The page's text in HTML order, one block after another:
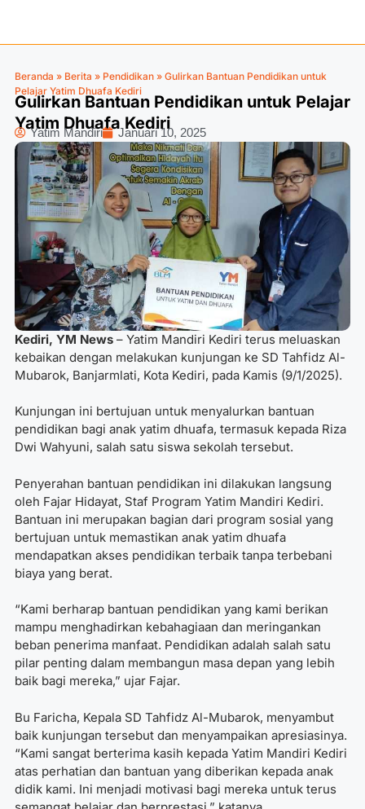
Beranda » Berita » Pendidikan » Gulirkan Bantuan Pendidikan untuk
Pelajar Yatim Dhuafa Kediri
Gulirkan Bantuan Pendidikan untuk Pelajar
Yatim Dhuafa Kediri
Yatim Mandiri Januari 10, 2025
Kediri, YM News – Yatim Mandiri Kediri terus meluaskan
kebaikan dengan melakukan kunjungan ke SD Tahfidz Al-
Mubarok, Banjarmlati, Kota Kediri, pada Kamis (9/1/2025).
Kunjungan ini bertujuan untuk menyalurkan bantuan
pendidikan bagi anak yatim dhuafa, termasuk kepada Riza
Dwi Wahyuni, salah satu siswa sekolah tersebut.
Penyerahan bantuan pendidikan ini dilakukan langsung
oleh Fajar Hidayat, Staf Program Yatim Mandiri Kediri.
Bantuan ini merupakan bagian dari program sosial yang
bertujuan untuk memastikan anak yatim dhuafa
mendapatkan akses pendidikan terbaik tanpa terbebani
biaya yang berat.
“Kami berharap bantuan pendidikan yang kami berikan
mampu menghadirkan kebahagiaan dan meringankan
beban penerima manfaat. Pendidikan adalah salah satu
pilar penting dalam membangun masa depan yang lebih
baik bagi mereka,” ujar Fajar.
Bu Faricha, Kepala SD Tahfidz Al-Mubarok, menyambut
baik kunjungan tersebut dan menyampaikan apresiasinya.
“Kami sangat berterima kasih kepada Yatim Mandiri Kediri
atas perhatian dan bantuan yang diberikan kepada anak
didik kami. Ini menjadi motivasi bagi mereka untuk terus